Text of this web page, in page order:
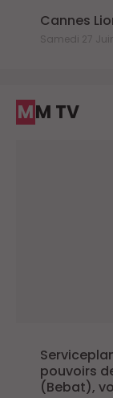
Cannes
Samedi 27
MM TV
pouvoirs
(Bebat),